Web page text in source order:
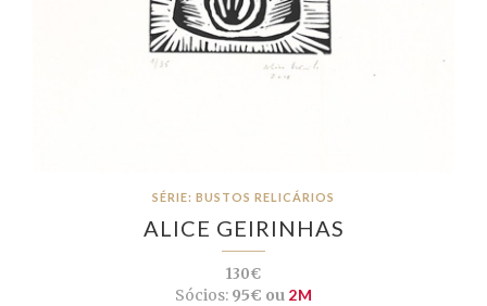
SÉRIE: BUSTOS RELICÁRIOS
ALICE GEIRINHAS
130€
Sócios:95€ ou 2M